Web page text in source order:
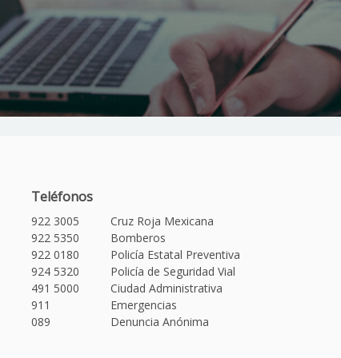
Teléfonos
922 3005
Cruz Roja Mexicana
922 5350
Bomberos
922 0180
Policía Estatal Preventiva
924 5320
Policía de Seguridad Vial
491 5000
Ciudad Administrativa
911
Emergencias
089
Denuncia Anónima